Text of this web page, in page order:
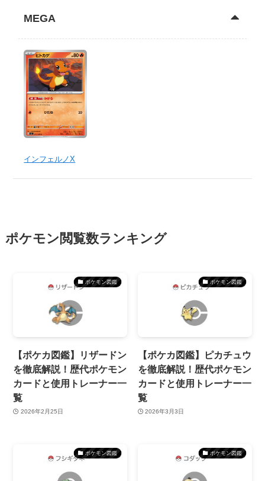
MEGA
インフェルノX
ポケモン閲覧数ランキング
ポケモン図鑑
【ポケカ図鑑】リザードン
を徹底解説！歴代ポケモン
カードと使用トレーナー一
覧
2026年2月25日
ポケモン図鑑
【ポケカ図鑑】ピカチュウ
を徹底解説！歴代ポケモン
カードと使用トレーナー一
覧
2026年3月3日
ポケモン図鑑 ポケモン図鑑